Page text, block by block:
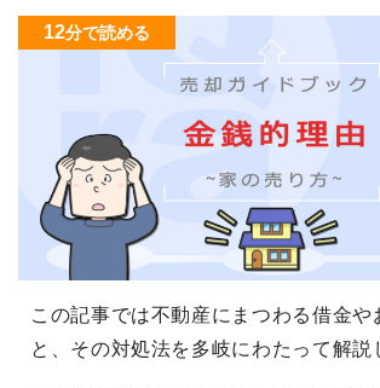
12分で読める
この記事では不動産にまつわる借金や
と、その対処法を多岐にわたって解説